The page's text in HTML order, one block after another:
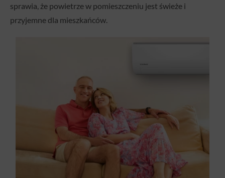
sprawia, że powietrze w pomieszczeniu jest świeże i
przyjemne dla mieszkańców.